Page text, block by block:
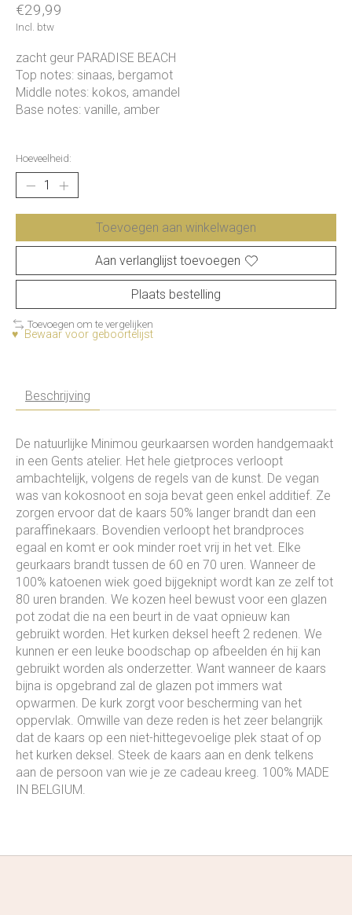
€29,99
Incl. btw
zacht geur PARADISE BEACH
Top notes: sinaas, bergamot
Middle notes: kokos, amandel
Base notes: vanille, amber
Hoeveelheid:
Toevoegen aan winkelwagen
Aan verlanglijst toevoegen
Plaats bestelling
Toevoegen om te vergelijken
♥ Bewaar voor geboortelijst
Beschrijving
De natuurlijke Minimou geurkaarsen worden handgemaakt
in een Gents atelier. Het hele gietproces verloopt
ambachtelijk, volgens de regels van de kunst. De vegan
was van kokosnoot en soja bevat geen enkel additief. Ze
zorgen ervoor dat de kaars 50% langer brandt dan een
paraffinekaars. Bovendien verloopt het brandproces
egaal en komt er ook minder roet vrij in het vet. Elke
geurkaars brandt tussen de 60 en 70 uren. Wanneer de
100% katoenen wiek goed bijgeknipt wordt kan ze zelf tot
80 uren branden. We kozen heel bewust voor een glazen
pot zodat die na een beurt in de vaat opnieuw kan
gebruikt worden. Het kurken deksel heeft 2 redenen. We
kunnen er een leuke boodschap op afbeelden én hij kan
gebruikt worden als onderzetter. Want wanneer de kaars
bijna is opgebrand zal de glazen pot immers wat
opwarmen. De kurk zorgt voor bescherming van het
oppervlak. Omwille van deze reden is het zeer belangrijk
dat de kaars op een niet-hittegevoelige plek staat of op
het kurken deksel. Steek de kaars aan en denk telkens
aan de persoon van wie je ze cadeau kreeg. 100% MADE
IN BELGIUM.